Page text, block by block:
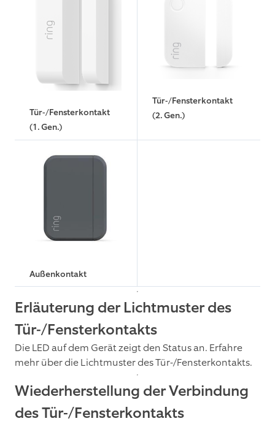
Tür-/Fensterkontakt
(1. Gen.)
Tür-/Fensterkontakt
(2. Gen.)
Außenkontakt
Erläuterung der Lichtmuster des
Tür-/Fensterkontakts
Die LED auf dem Gerät zeigt den Status an. Erfahre
mehr über die Lichtmuster des Tür-/Fensterkontakts.
Wiederherstellung der Verbindung
des Tür-/Fensterkontakts